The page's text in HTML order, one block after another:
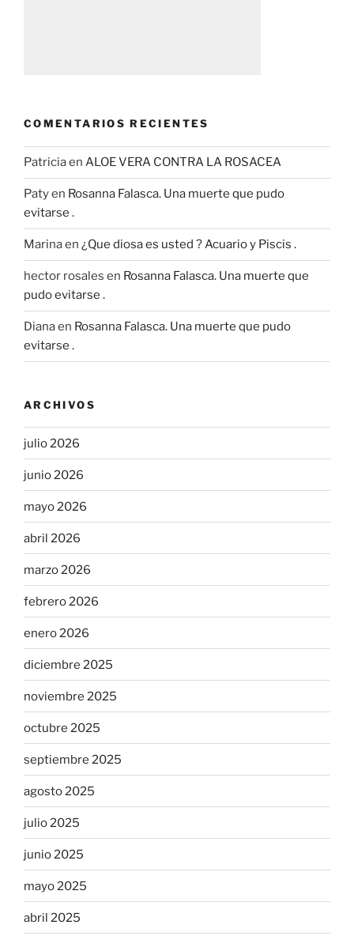
COMENTARIOS RECIENTES
Patriciaen ALOE VERA CONTRA LA ROSACEA
Patyen Rosanna Falasca. Una muerte que pudo
evitarse .
Marinaen ¿Que diosa es usted ? Acuario y Piscis .
hector rosales en Rosanna Falasca. Una muerte que
pudo evitarse .
Dianaen Rosanna Falasca. Una muerte que pudo
evitarse .
ARCHIVOS
julio 2026
junio 2026
mayo 2026
abril 2026
marzo 2026
febrero 2026
enero 2026
diciembre 2025
noviembre 2025
octubre 2025
septiembre 2025
agosto 2025
julio 2025
junio 2025
mayo 2025
abril 2025